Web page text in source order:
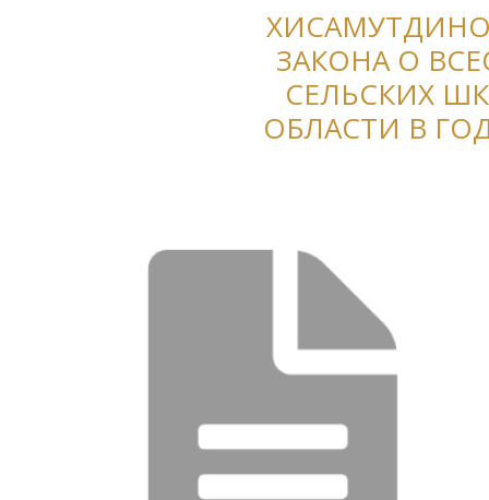
ЗАКОНА О
СЕЛЬСКИХ
ОБЛАСТИ В